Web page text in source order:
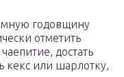
годовщину
отметить
достать
кекс или шарлотку,